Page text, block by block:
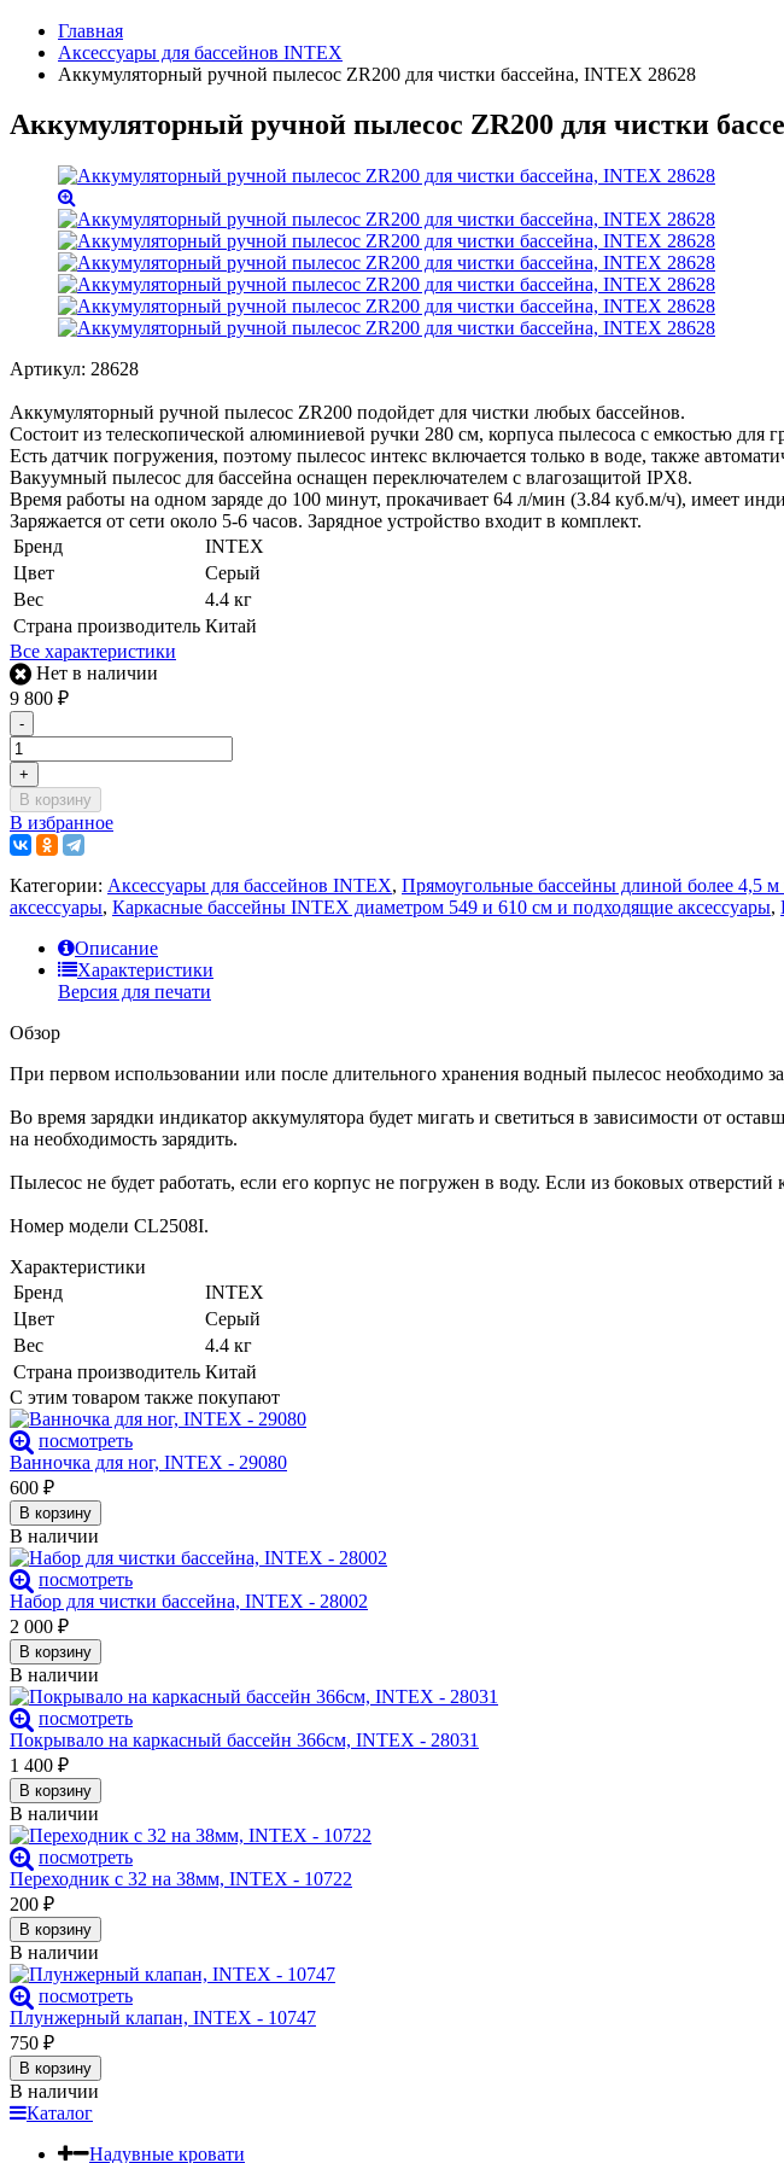
Главная
Аксессуары для бассейнов INTEX
Аккумуляторный ручной пылесос ZR200 для чистки бассейна, INTEX 28628
Аккумуляторный ручной пылесос ZR200 для чистки
Артикул: 28628
Аккумуляторный ручной пылесос ZR200 подойдет для чистки любых бассейнов.
Состоит из телескопической алюминиевой ручки 280 см, корпуса пылесоса с емкостью
Есть датчик погружения, поэтому пылесос интекс включается только в воде, также
Вакуумный пылесос для бассейна оснащен переключателем с влагозащитой IPX8.
Время работы на одном заряде до 100 минут, прокачивает 64 л/мин (3.84 куб.м/ч), имеет
Заряжается от сети около 5-6 часов. Зарядное устройство входит в комплект.
Бренд
INTEX
Цвет
Серый
Вес
4.4 кг
Страна производитель Китай
Все характеристики
Нет в наличии
9 800 ₽
-
+
В корзину
В избранное
Категории: Аксессуары для бассейнов INTEX, Прямоугольные бассейны длиной более 4,5
аксессуары, Каркасные бассейны INTEX диаметром 549 и 610 см и подходящие аксессуары,
Описание
Характеристики
Версия для печати
Обзор
При первом использовании или после длительного хранения водный пылесос необходимо
Во время зарядки индикатор аккумулятора будет мигать и светиться в зависимости от
на необходимость зарядить.
Пылесос не будет работать, если его корпус не погружен в воду. Если из боковых
Номер модели СL2508I.
Характеристики
Бренд
INTEX
Цвет
Серый
Вес
4.4 кг
Страна производитель Китай
С этим товаром также покупают
посмотреть
Ванночка для ног, INTEX - 29080
600 ₽
В корзину
В наличии
посмотреть
Набор для чистки бассейна, INTEX - 28002
2 000 ₽
В корзину
В наличии
посмотреть
Покрывало на каркасный бассейн 366см, INTEX - 28031
1 400 ₽
В корзину
В наличии
посмотреть
Переходник с 32 на 38мм, INTEX - 10722
200 ₽
В корзину
В наличии
посмотреть
Плунжерный клапан, INTEX - 10747
750 ₽
В корзину
В наличии
Каталог
Надувные кровати